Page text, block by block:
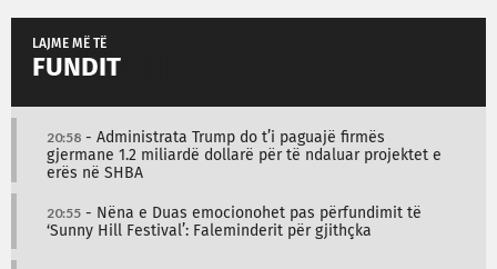
LAJME MË TË
FUNDIT
20:58 - Administrata Trump do t’i paguajë firmës
gjermane 1.2 miliardë dollarë për të ndaluar projektet e
erës në SHBA
20:55 - Nëna e Duas emocionohet pas përfundimit të
‘Sunny Hill Festival’: Faleminderit për gjithçka